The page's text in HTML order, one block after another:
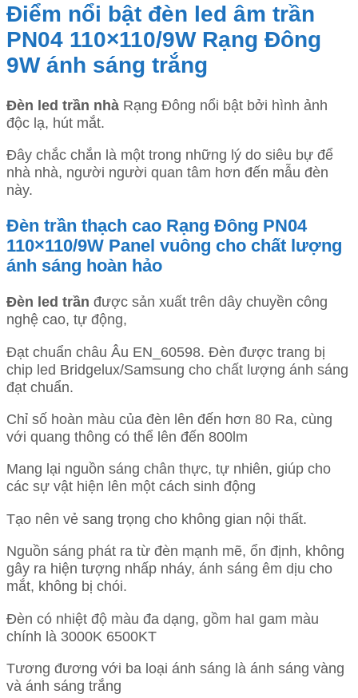
Điểm nổi bật đèn led âm trần
PN04 110×110/9W Rạng Đông
9W ánh sáng trắng
Đèn led trần nhà Rạng Đông nổi bật bởi hình ảnh
độc lạ, hút mắt.
Đây chắc chắn là một trong những lý do siêu bự để
nhà nhà, người người quan tâm hơn đến mẫu đèn
này.
Đèn trần thạch cao Rạng Đông PN04
110×110/9W Panel vuông cho chất lượng
ánh sáng hoàn hảo
Đèn led trần được sản xuất trên dây chuyền công
nghệ cao, tự động,
Đạt chuẩn châu Âu EN_60598. Đèn được trang bị
chip led Bridgelux/Samsung cho chất lượng ánh sáng
đạt chuẩn.
Chỉ số hoàn màu của đèn lên đến hơn 80 Ra, cùng
với quang thông có thể lên đến 800lm
Mang lại nguồn sáng chân thực, tự nhiên, giúp cho
các sự vật hiện lên một cách sinh động
Tạo nên vẻ sang trọng cho không gian nội thất.
Nguồn sáng phát ra từ đèn mạnh mẽ, ổn định, không
gây ra hiện tượng nhấp nháy, ánh sáng êm dịu cho
mắt, không bị chói.
Đèn có nhiệt độ màu đa dạng, gồm haI gam màu
chính là 3000K 6500KT
Tương đương với ba loại ánh sáng là ánh sáng vàng
và ánh sáng trắng